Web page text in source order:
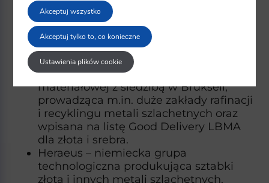
Balerna, jedna z największych na
świecie, o zdolności przerobu ok. 2000
ton metali szlachetnych rocznie i znana
m.in. z innowacyjnych sztabek
CombiBar.​
Umicore – belgijska grupa technologii
materiałowej z siedzibą w Brukseli,
prowadząca m.in. duże zakłady rafinacji
i recyklingu metali szlachetnych oraz
wpisana na listę Good Delivery LBMA
dla złota i srebra.​
Heraeus – niemiecka grupa
technologiczna produkująca sztabki
złota i innych metali szlachetnych,
Akceptuj wszystko
Akceptuj tylko to, co konieczne
Ustawienia plików cookie